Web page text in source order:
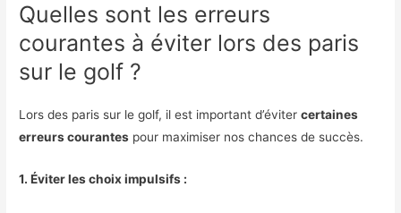
Quelles sont les erreurs
courantes à éviter lors des paris
sur le golf ?
Lors des paris sur le golf, il est important d’évitercertaines
erreurs courantes pour maximiser nos chances de succès.
1. Éviter les choix impulsifs :